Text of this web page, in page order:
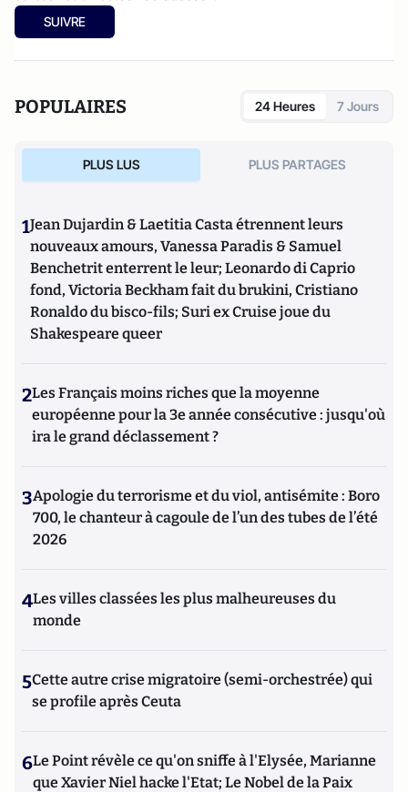
SUIVRE
POPULAIRES 24 Heures 7 Jours
PLUS LUS PLUS PARTAGES
1Jean Dujardin & Laetitia Casta étrennent leurs
nouveaux amours, Vanessa Paradis & Samuel
Benchetrit enterrent le leur; Leonardo di Caprio
fond, Victoria Beckham fait du brukini, Cristiano
Ronaldo du bisco-fils; Suri ex Cruise joue du
Shakespeare queer
2Les Français moins riches que la moyenne
européenne pour la 3e année consécutive : jusqu'où
ira le grand déclassement ?
3Apologie du terrorisme et du viol, antisémite : Boro
700, le chanteur à cagoule de l’un des tubes de l’été
2026
4Les villes classées les plus malheureuses du
monde
5Cette autre crise migratoire (semi-orchestrée) qui
se profile après Ceuta
6Le Point révèle ce qu'on sniffe à l'Elysée, Marianne
que Xavier Niel hacke l'Etat; Le Nobel de la Paix